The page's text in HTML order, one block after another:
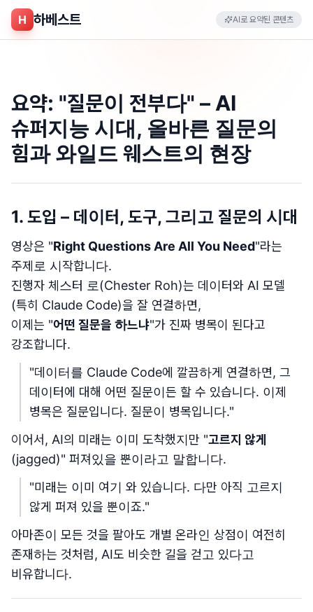
H 하베스트 AI로 요약된 콘텐츠
요약: "질문이 전부다" – AI
슈퍼지능 시대, 올바른 질문의
힘과 와일드 웨스트의 현장
1. 도입 – 데이터, 도구, 그리고 질문의 시대
영상은 "Right Questions Are All You Need"라는
주제로 시작합니다.
진행자 체스터 로(Chester Roh)는 데이터와 AI 모델
(특히 Claude Code)을 잘 연결하면,
이제는 "어떤 질문을 하느냐"가 진짜 병목이 된다고
강조합니다.
"데이터를 Claude Code에 깔끔하게 연결하면, 그
데이터에 대해 어떤 질문이든 할 수 있습니다. 이제
병목은 질문입니다. 질문이 병목입니다."
이어서, AI의 미래는 이미 도착했지만 "고르지 않게
(jagged)" 퍼져있을 뿐이라고 말합니다.
"미래는 이미 여기 와 있습니다. 다만 아직 고르지
않게 퍼져 있을 뿐이죠."
아마존이 모든 것을 팔아도 개별 온라인 상점이 여전히
존재하는 것처럼, AI도 비슷한 길을 걷고 있다고
비유합니다.